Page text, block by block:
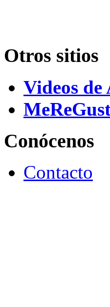
Otros sitios
Videos de
Conócenos
Contacto